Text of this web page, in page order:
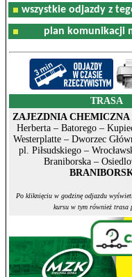
wszystkie odjazdy z
plan komunikacji
TRASA
ZAJEZDNIA CHEMICZNA
Herberta – Batorego –
Westerplatte – Dworzec
pl. Piłsudskiego –
Braniborska –
Po kliknięciu w godzinę odjazdu
kursu w tym również trasa